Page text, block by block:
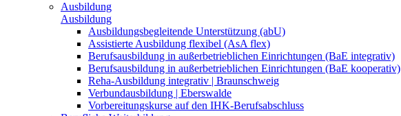
Ausbildung
Ausbildung
Ausbildungsbegleitende Unterstützung (abU)
Assistierte Ausbildung flexibel (AsA flex)
Berufsausbildung in außerbetrieblichen Einrichtungen (BaE integrativ)
Berufsausbildung in außerbetrieblichen Einrichtungen (BaE kooperativ)
Reha-Ausbildung integrativ | Braunschweig
Verbundausbildung | Eberswalde
Vorbereitungskurse auf den IHK-Berufsabschluss